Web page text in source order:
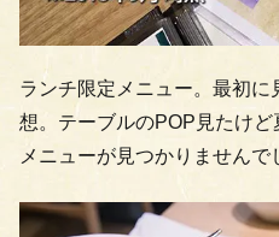
ランチ限定メニュー。最初
想。テーブルのPOP見たけ
メニューが見つかりませんで